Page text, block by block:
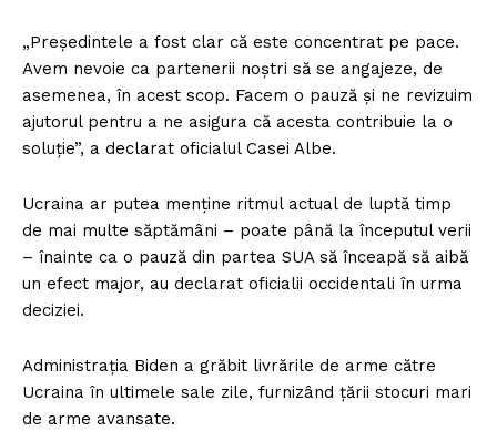
„Președintele a fost clar că este concentrat pe pace.
Avem nevoie ca partenerii noștri să se angajeze, de
asemenea, în acest scop. Facem o pauză și ne revizuim
ajutorul pentru a ne asigura că acesta contribuie la o
soluție”, a declarat oficialul Casei Albe.
Ucraina ar putea menține ritmul actual de luptă timp
de mai multe săptămâni – poate până la începutul verii
– înainte ca o pauză din partea SUA să înceapă să aibă
un efect major, au declarat oficialii occidentali în urma
deciziei.
Administrația Biden a grăbit livrările de arme către
Ucraina în ultimele sale zile, furnizând țării stocuri mari
de arme avansate.